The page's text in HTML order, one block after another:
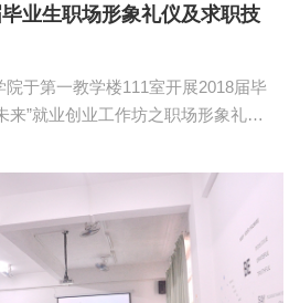
业生职场形象礼仪及求职技
于第一教学楼111室开展2018届毕
来”就业创业工作坊之职场形象礼仪
万里、林蔚，以及学院650余名毕业
大学生要学会判断企业价值、个人
择未来有发展空间的企业以及适
职焦虑。她介绍了男女生在发